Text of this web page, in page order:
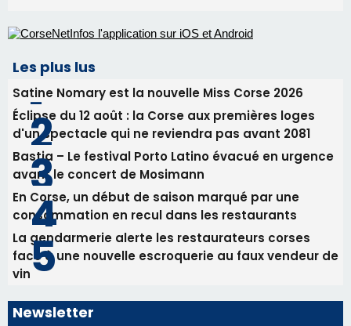
Les plus lus
Satine Nomary est la nouvelle Miss Corse 2026
Éclipse du 12 août : la Corse aux premières loges
d'un spectacle qui ne reviendra pas avant 2081
Bastia – Le festival Porto Latino évacué en urgence
avant le concert de Mosimann
En Corse, un début de saison marqué par une
consommation en recul dans les restaurants
La gendarmerie alerte les restaurateurs corses
face à une nouvelle escroquerie au faux vendeur de
vin
Newsletter